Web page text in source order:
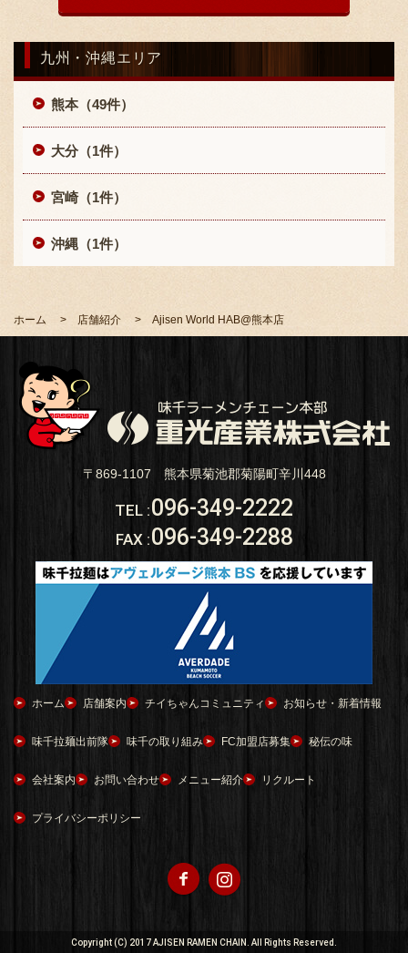
九州・沖縄エリア
熊本（49件）
大分（1件）
宮崎（1件）
沖縄（1件）
ホーム 店舗紹介 Ajisen World HAB@熊本店
〒869-1107 熊本県菊池郡菊陽町辛川448
TEL :096-349-2222
FAX :096-349-2288
ホーム 店舗案内 チイちゃんコミュニティ お知らせ・新着情報
味千拉麺出前隊 味千の取り組み FC加盟店募集 秘伝の味
会社案内 お問い合わせ メニュー紹介 リクルート
プライバシーポリシー
Copyright (C) 2017 AJISEN RAMEN CHAIN. All Rights Reserved.